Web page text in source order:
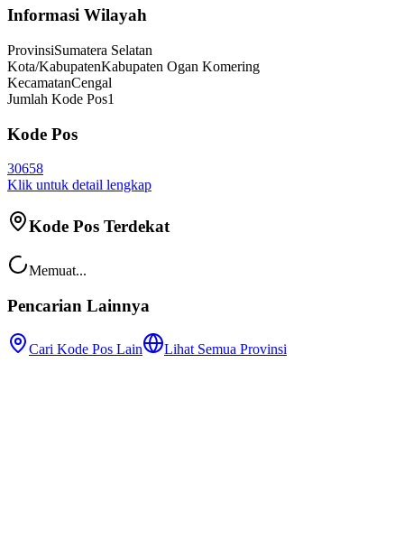
Informasi Wilayah
ProvinsiSumatera Selatan
Kota/KabupatenKabupaten Ogan Komering
KecamatanCengal
Jumlah Kode Pos1
Kode Pos
30658
Klik untuk detail lengkap
Kode Pos Terdekat
Memuat...
Pencarian Lainnya
Cari Kode Pos Lain Lihat Semua Provinsi